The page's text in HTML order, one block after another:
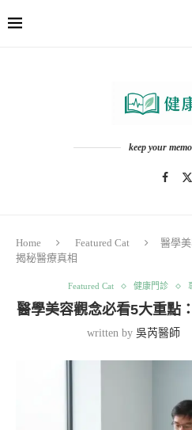
keep your
Home Featured Cat
醫學
揭秘醫療真相
Featured Cat 健康門診
醫學美容觀念必看5大重點
written by 吳芮醫師